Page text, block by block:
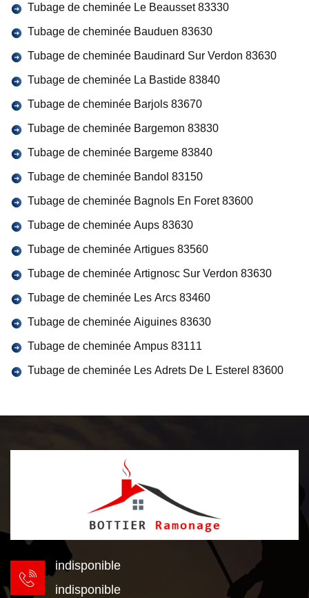
Tubage de cheminée Le Beausset 83330
Tubage de cheminée Bauduen 83630
Tubage de cheminée Baudinard Sur Verdon 83630
Tubage de cheminée La Bastide 83840
Tubage de cheminée Barjols 83670
Tubage de cheminée Bargemon 83830
Tubage de cheminée Bargeme 83840
Tubage de cheminée Bandol 83150
Tubage de cheminée Bagnols En Foret 83600
Tubage de cheminée Aups 83630
Tubage de cheminée Artigues 83560
Tubage de cheminée Artignosc Sur Verdon 83630
Tubage de cheminée Les Arcs 83460
Tubage de cheminée Aiguines 83630
Tubage de cheminée Ampus 83111
Tubage de cheminée Les Adrets De L Esterel 83600
indisponible
indisponible